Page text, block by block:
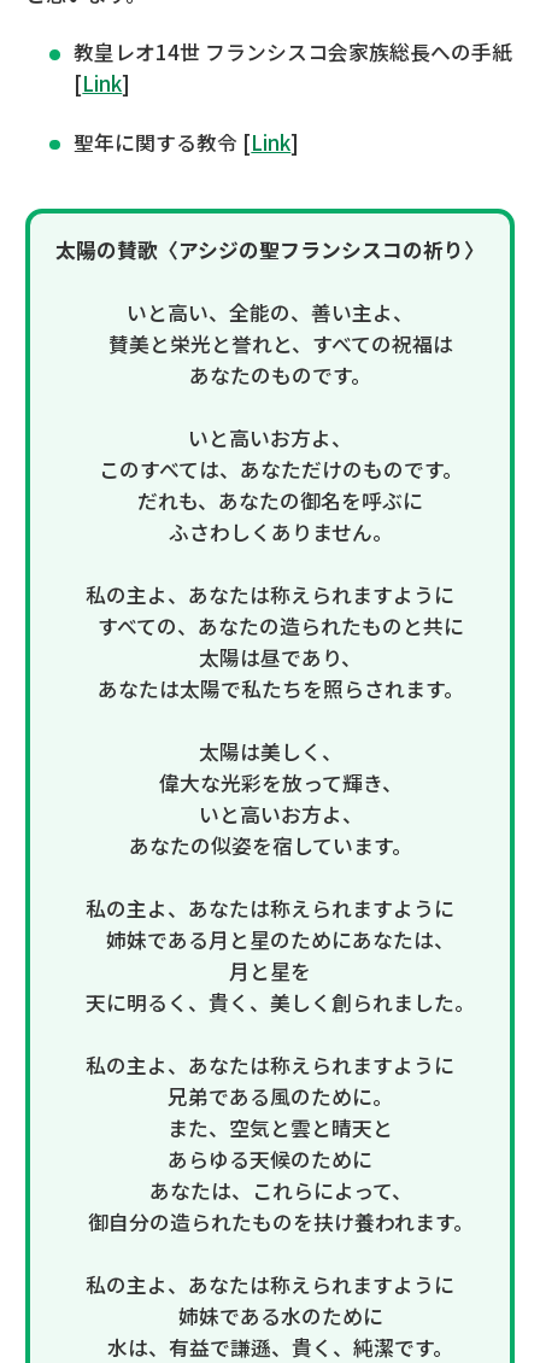
教皇レオ14世 フランシスコ会家族総長への手紙
[Link]
聖年に関する教令 [Link]
太陽の賛歌〈アシジの聖フランシスコの祈り〉
いと高い、全能の、善い主よ、
賛美と栄光と誉れと、すべての祝福は
あなたのものです。
いと高いお方よ、
このすべては、あなただけのものです。
だれも、あなたの御名を呼ぶに
ふさわしくありません。
私の主よ、あなたは称えられますように
すべての、あなたの造られたものと共に
太陽は昼であり、
あなたは太陽で私たちを照らされます。
太陽は美しく、
偉大な光彩を放って輝き、
いと高いお方よ、
あなたの似姿を宿しています。
私の主よ、あなたは称えられますように
姉妹である月と星のためにあなたは、
月と星を
天に明るく、貴く、美しく創られました。
私の主よ、あなたは称えられますように
兄弟である風のために。
また、空気と雲と晴天と
あらゆる天候のために
あなたは、これらによって、
御自分の造られたものを扶け養われます。
私の主よ、あなたは称えられますように
姉妹である水のために
水は、有益で謙遜、貴く、純潔です。